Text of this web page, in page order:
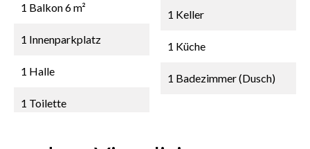
1 Balkon6 m²
1 Innenparkplatz
1 Halle
1 Toilette
1 Keller
1 Küche
1 Badezimmer (Dusch)